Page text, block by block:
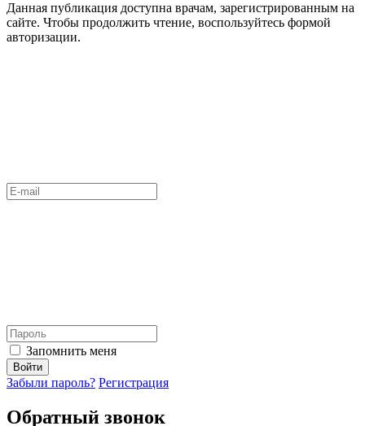
Данная публикация доступна врачам, зарегистрированным на
сайте. Чтобы продолжить чтение, воспользуйтесь формой
авторизации.
Запомнить меня
Войти
Забыли пароль? Регистрация
Обратный звонок